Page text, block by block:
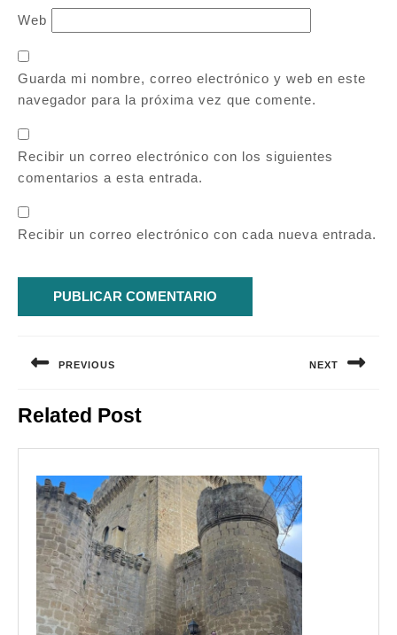
Web
Guarda mi nombre, correo electrónico y web en este
navegador para la próxima vez que comente.
Recibir un correo electrónico con los siguientes
comentarios a esta entrada.
Recibir un correo electrónico con cada nueva entrada.
de
PREVIOUS
anterior:
NEXT
Related Post